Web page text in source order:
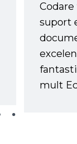
suport
mult